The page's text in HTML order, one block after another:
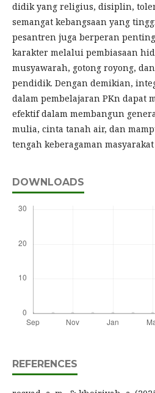
didik yang religius, disiplin,
semangat kebangsaan yang
pesantren juga berperan
karakter melalui pembiasaan
musyawarah, gotong royong,
pendidik. Dengan demikian,
dalam pembelajaran PKn dapat
efektif dalam membangun
mulia, cinta tanah air, dan
tengah keberagaman
DOWNLOADS
REFERENCES